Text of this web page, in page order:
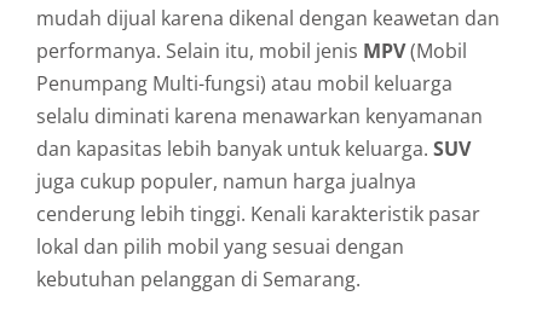
mudah dijual karena dikenal dengan keawetan dan
performanya. Selain itu, mobil jenis MPV(Mobil
Penumpang Multi-fungsi) atau mobil keluarga
selalu diminati karena menawarkan kenyamanan
dan kapasitas lebih banyak untuk keluarga. SUV
juga cukup populer, namun harga jualnya
cenderung lebih tinggi. Kenali karakteristik pasar
lokal dan pilih mobil yang sesuai dengan
kebutuhan pelanggan di Semarang.